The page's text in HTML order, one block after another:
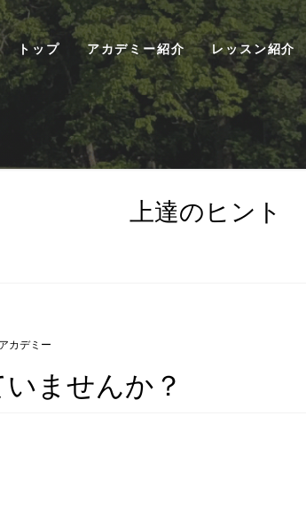
トップ アカデミー紹介 レッスン紹介
上達のヒント
カデミー
ませんか？